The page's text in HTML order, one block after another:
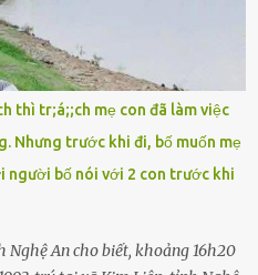
thoại… Người thì lắc đầu. Người
lừa đảo. Tôi gào lên giữa đường
hơn 30 phút nữa. Trong đầu
Tôi quăng xe vào vệ đường,
đeo ba lô và chạy . Chạy miết.
thì tr;á;;ch mẹ con đã làm việc
Nhưng trước khi đi, bố muốn mẹ
bố nói với 2 con trước khi
Nghệ An cho biết, khoảng 16h20